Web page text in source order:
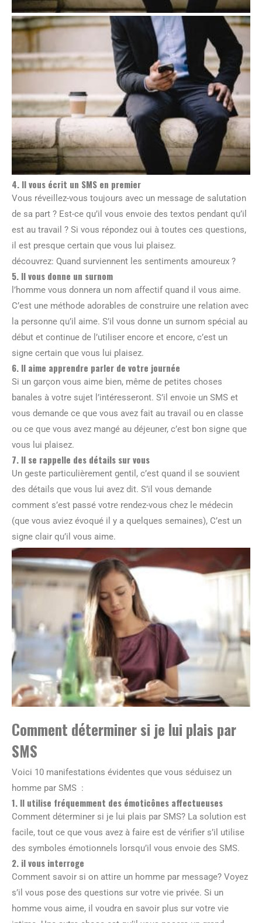
4. Il vous écrit un SMS en premier
Vous réveillez-vous toujours avec un message de salutation
de sa part ? Est-ce qu’il vous envoie des textos pendant qu’il
est au travail ? Si vous répondez oui à toutes ces questions,
il est presque certain que vous lui plaisez.
découvrez: Quand surviennent les sentiments amoureux ?
5. Il vous donne un surnom
l’homme vous donnera un nom affectif quand il vous aime.
C’est une méthode adorables de construire une relation avec
la personne qu’il aime. S’il vous donne un surnom spécial au
début et continue de l’utiliser encore et encore, c’est un
signe certain que vous lui plaisez.
6. Il aime apprendre parler de votre journée
Si un garçon vous aime bien, même de petites choses
banales à votre sujet l’intéresseront. S’il envoie un SMS et
vous demande ce que vous avez fait au travail ou en classe
ou ce que vous avez mangé au déjeuner, c’est bon signe que
vous lui plaisez.
7. Il se rappelle des détails sur vous
Un geste particulièrement gentil, c’est quand il se souvient
des détails que vous lui avez dit. S’il vous demande
comment s’est passé votre rendez-vous chez le médecin
(que vous aviez évoqué il y a quelques semaines), C’est un
signe clair qu’il vous aime.
Comment déterminer si je lui plais par
SMS
Voici 10 manifestations évidentes que vous séduisez un
homme par SMS :
1. Il utilise fréquemment des émoticônes affectueuses
Comment déterminer si je lui plais par SMS? La solution est
facile, tout ce que vous avez à faire est de vérifier s’il utilise
des symboles émotionnels lorsqu’il vous envoie des SMS.
2. il vous interroge
Comment savoir si on attire un homme par message? Voyez
s’il vous pose des questions sur votre vie privée. Si un
homme vous aime, il voudra en savoir plus sur votre vie